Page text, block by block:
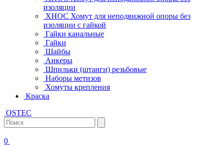
изоляции
ХНОС Хомут для неподвижной опоры без
изоляции с гайкой
Гайки канальные
Гайки
Шайбы
Анкеры
Шпильки (штанги) резьбовые
Наборы метизов
Хомуты крепления
Краска
OSTEC
0